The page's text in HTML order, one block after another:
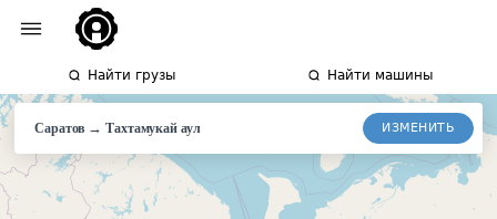
Найти грузы Найти машины
Саратов →Тахтамукай аул ИЗМЕНИТЬ